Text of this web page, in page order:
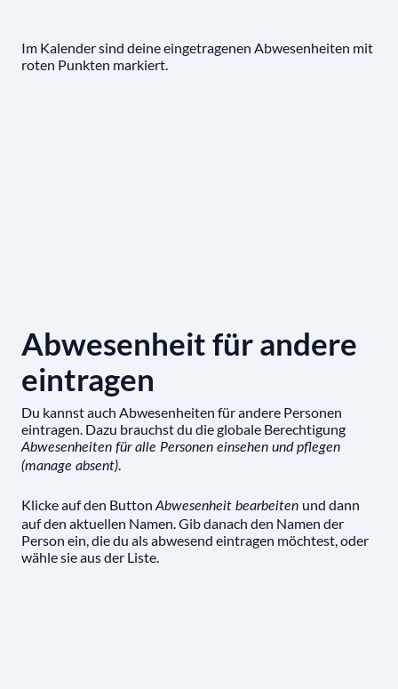
Im Kalender sind deine eingetragenen Abwesenheiten mit
roten Punkten markiert.
Abwesenheit für andere
eintragen
Du kannst auch Abwesenheiten für andere Personen
eintragen. Dazu brauchst du die globale Berechtigung
Abwesenheiten für alle Personen einsehen und pflegen
(manage absent).
Klicke auf den Button Abwesenheit bearbeiten und dann
auf den aktuellen Namen. Gib danach den Namen der
Person ein, die du als abwesend eintragen möchtest, oder
wähle sie aus der Liste.